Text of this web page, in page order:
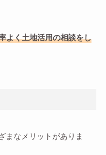
よく土地活用の相談をし
まなメリットがありま